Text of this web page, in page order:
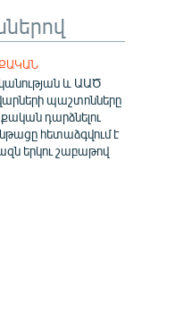
և ԱԱԾ
պաշտոնները
դարձնելու
հետաձգվում է
երկու շաբաթով